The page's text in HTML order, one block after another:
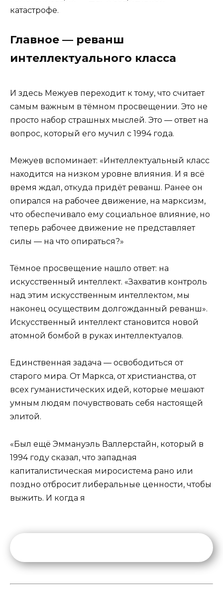
катастрофе.
Главное — реванш
интеллектуального класса
И здесь Межуев переходит к тому, что считает
самым важным в тёмном просвещении. Это не
просто набор страшных мыслей. Это — ответ на
вопрос, который его мучил с 1994 года.
Межуев вспоминает: «Интеллектуальный класс
находится на низком уровне влияния. И я всё
время ждал, откуда придёт реванш. Ранее он
опирался на рабочее движение, на марксизм,
что обеспечивало ему социальное влияние, но
теперь рабочее движение не представляет
силы — на что опираться?»
Тёмное просвещение нашло ответ: на
искусственный интеллект. «Захватив контроль
над этим искусственным интеллектом, мы
наконец осуществим долгожданный реванш».
Искусственный интеллект становится новой
атомной бомбой в руках интеллектуалов.
Единственная задача — освободиться от
старого мира. От Маркса, от христианства, от
всех гуманистических идей, которые мешают
умным людям почувствовать себя настоящей
элитой.
«Был ещё Эммануэль Валлерстайн, который в
1994 году сказал, что западная
капиталистическая миросистема рано или
поздно отбросит либеральные ценности, чтобы
выжить. И когда я